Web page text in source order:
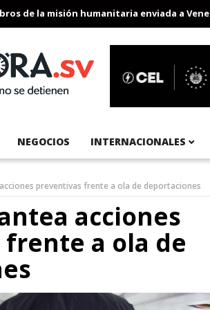
la misión humanitaria enviada a Venezuela
NEGOCIOS INTERNACIONALES
preventivas frente a ola de deportaciones
acciones
a ola de